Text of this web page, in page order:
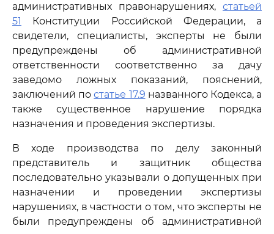
административных правонарушениях, статьей
51
Конституции Российской Федерации, а
свидетели, специалисты, эксперты не были
предупреждены об административной
ответственности соответственно за дачу
заведомо ложных показаний, пояснений,
заключений постатье 17.9 названного Кодекса, а
также существенное нарушение порядка
назначения и проведения экспертизы.
В ходе производства по делу законный
представитель и защитник общества
последовательно указывали о допущенных при
назначении и проведении экспертизы
нарушениях, в частности о том, что эксперты не
были предупреждены об административной